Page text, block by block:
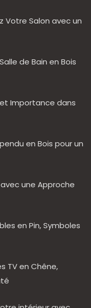
Votre Salon avec un
de Bain en Bois
Importance dans
en Bois pour un
une Approche
en Pin, Symboles
TV en Chêne,